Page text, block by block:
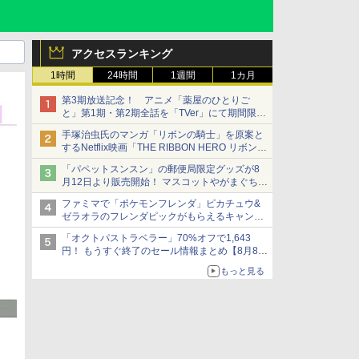
アクセスランキング
1時間 24時間 1週間 1カ月
第3期放送記念！ アニメ「薬屋のひとりご
と」第1期・第2期全話を「TVer」にて期間限定
で順次無料配信開始
手塚治虫氏のマンガ「リボンの騎士」を原案と
するNetflix映画「THE RIBBON HERO リボンヒ
ーロー」本日配信開始
「パペットスンスン」の郵便局限定グッズが8
月12日より販売開始！ マスコットやがまぐち、
レターセットなどが登場
ファミマで「ポケモンフレンダ」ピカチュウ&
ゼラオラのフレンダピックがもらえるキャンペ
ーン開催！
「オクトパストラベラー」70%オフで1,643
円！ もうすぐ終了のセール情報まとめ【8月8日
ニンテンドーeショップでは「大神 絶景版」が
もっと見る